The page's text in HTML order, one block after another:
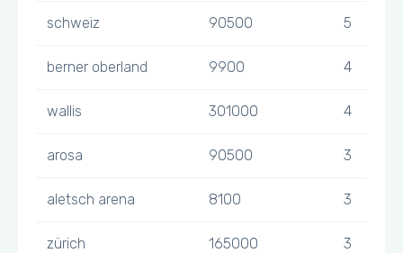
schweiz 90500 5
berner oberland 9900 4
wallis 301000 4
arosa 90500 3
aletsch arena 8100 3
zürich 165000 3